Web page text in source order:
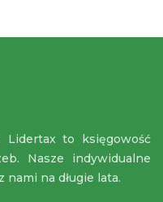
to księgowość
Nasze indywidualne
nami na długie lata.